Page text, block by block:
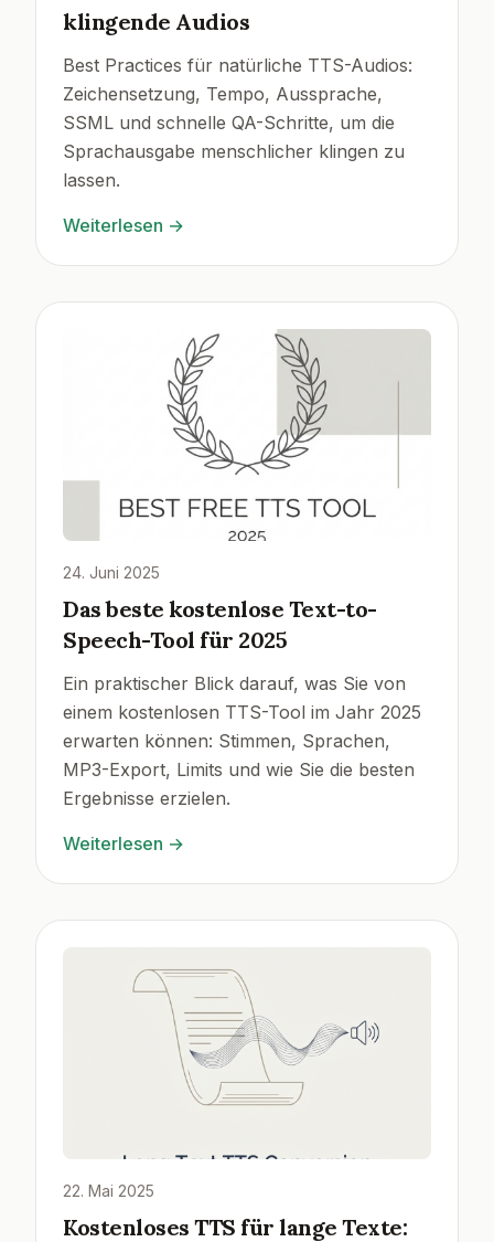
klingende Audios
Best Practices für natürliche TTS-Audios:
Zeichensetzung, Tempo, Aussprache,
SSML und schnelle QA-Schritte, um die
Sprachausgabe menschlicher klingen zu
lassen.
Weiterlesen →
24. Juni 2025
Das beste kostenlose Text-to-
Speech-Tool für 2025
Ein praktischer Blick darauf, was Sie von
einem kostenlosen TTS-Tool im Jahr 2025
erwarten können: Stimmen, Sprachen,
MP3-Export, Limits und wie Sie die besten
Ergebnisse erzielen.
Weiterlesen →
22. Mai 2025
Kostenloses TTS für lange Texte: